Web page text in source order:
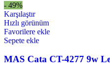
- 49%
Karşılaştır
Hızlı görünüm
Favorilere ekle
Sepete ekle
MAS Cata CT-4277 9w